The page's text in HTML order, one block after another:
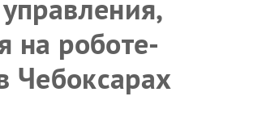
на роботе-
Чебоксарах